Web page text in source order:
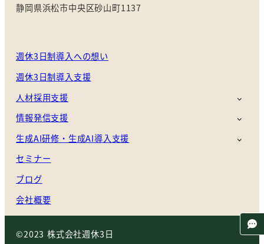
静岡県浜松市中央区砂山町1137
週休3日制導入への想い
週休3日制導入支援
人材採用支援
情報発信支援
生成AI研修・生成AI導入支援
セミナー
ブログ
会社概要
©2023 株式会社週休3日